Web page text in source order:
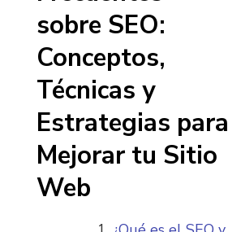
sobre SEO:
Conceptos,
Técnicas y
Estrategias para
Mejorar tu Sitio
Web